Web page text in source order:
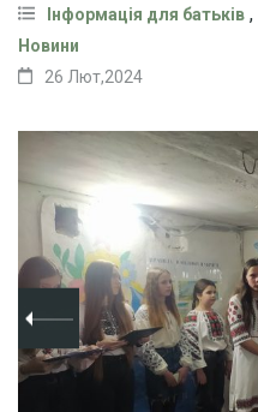
Інформація для батьків ,
Новини
26 Лют,2024